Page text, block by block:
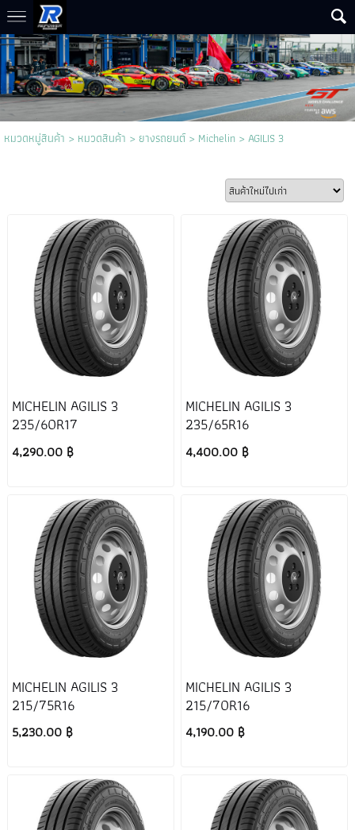
หมวดหมู่สินค้า > หมวดสินค้า >ยางรถยนต์> Michelin>AGILIS 3
MICHELIN AGILIS 3
235/60R17
4,290.00 ฿
MICHELIN AGILIS 3
235/65R16
4,400.00 ฿
MICHELIN AGILIS 3
215/75R16
5,230.00 ฿
MICHELIN AGILIS 3
215/70R16
4,190.00 ฿